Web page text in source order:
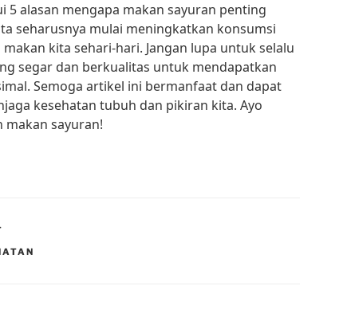
5 alasan mengapa makan sayuran penting
seharusnya mulai meningkatkan konsumsi
kita sehari-hari. Jangan lupa untuk selalu
segar dan berkualitas untuk mendapatkan
Semoga artikel ini bermanfaat dan dapat
kesehatan tubuh dan pikiran kita. Ayo
makan sayuran!